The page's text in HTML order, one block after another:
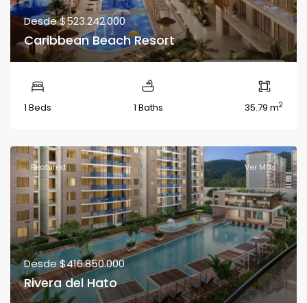
Desde$523.242.000
Caribbean Beach Resort
1 Beds 1 Baths 35.79 m2
Featured Ver Más
Desde$416.850.000
Rivera del Hato